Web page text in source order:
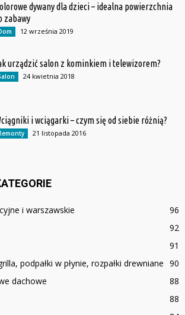
dywany dla dzieci – idealna powierzchnia
zabawy
12 września 2019
urządzić salon z kominkiem i telewizorem?
24 kwietnia 2018
i wciągarki – czym się od siebie różnią?
21 listopada 2016
i warszawskie
96
92
91
podpałki w płynie, rozpałki drewniane 90
dachowe
88
88